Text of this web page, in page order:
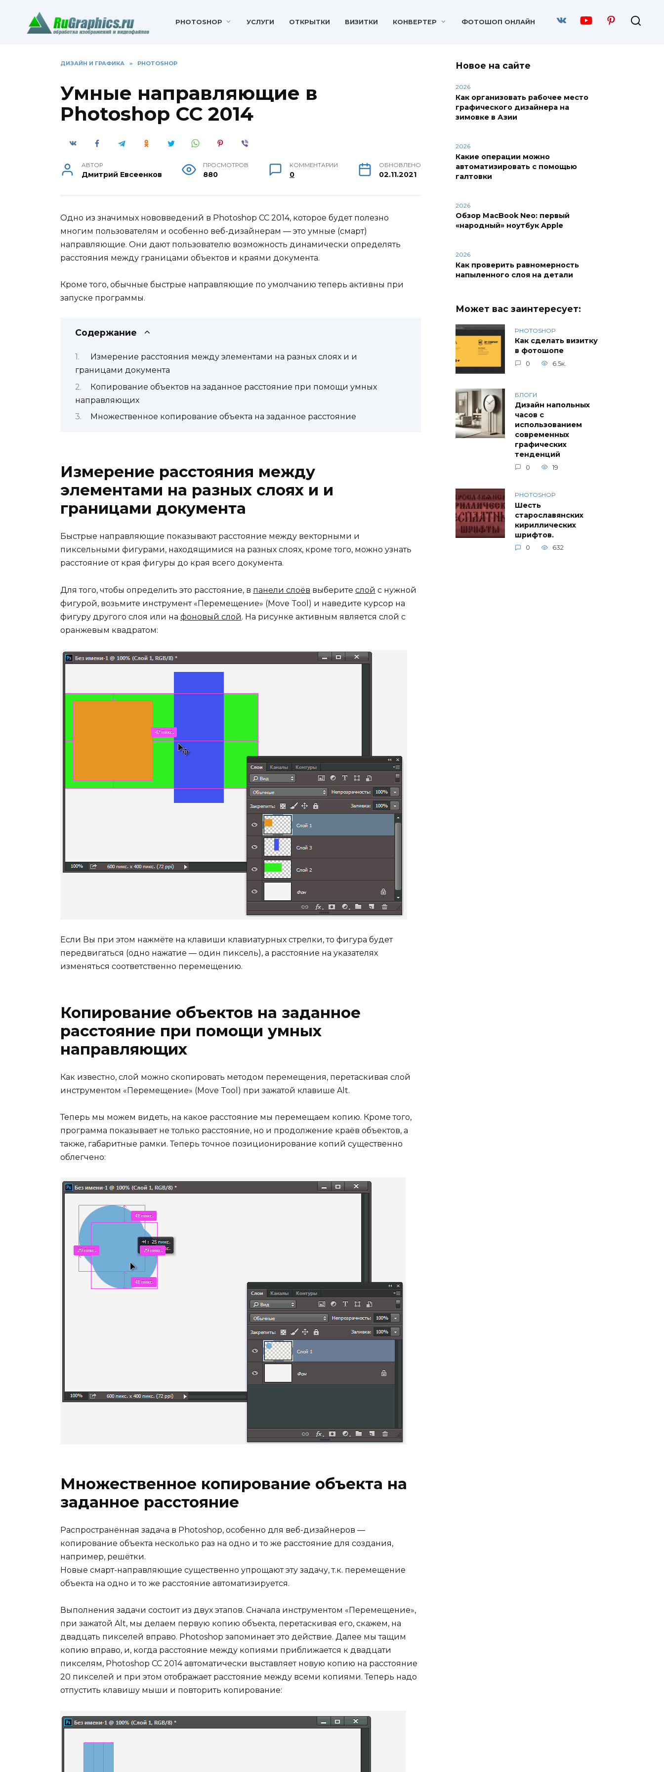
содержанию
PHOTOSHOP УСЛУГИ ОТКРЫТКИ ВИЗИТКИ КОНВЕРТЕР ФОТОШОП ОНЛАЙН
ДИЗАЙН И ГРАФИКА » PHOTOSHOP
Умные направляющие в
Photoshop CC 2014
АВТОР
Дмитрий Евсеенков
ПРОСМОТРОВ
880
КОММЕНТАРИИ
0
ОБНОВЛЕНО
02.11.2021
Одно из значимых нововведений в Photoshop CC 2014, которое будет полезно
многим пользователям и особенно веб-дизайнерам — это умные (смарт)
направляющие. Они дают пользователю возможность динамически определять
расстояния между границами объектов и краями документа.
Кроме того, обычные быстрые направляющие по умолчанию теперь активны при
запуске программы.
Содержание
Измерение расстояния между элементами на разных слоях и и
границами документа
Копирование объектов на заданное расстояние при помощи умных
направляющих
Множественное копирование объекта на заданное расстояние
Измерение расстояния между
элементами на разных слоях и и
границами документа
Быстрые направляющие показывают расстояние между векторными и
пиксельными фигурами, находящимися на разных слоях, кроме того, можно узнать
расстояние от края фигуры до края всего документа.
Для того, чтобы определить это расстояние, в панели слоёв выберите слой с нужной
фигурой, возьмите инструмент «Перемещение» (Move Tool) и наведите курсор на
фигуру другого слоя или на фоновый слой. На рисунке активным является слой с
оранжевым квадратом:
Если Вы при этом нажмёте на клавиши клавиатурных стрелки, то фигура будет
передвигаться (одно нажатие — один пиксель), а расстояние на указателях
изменяться соответственно перемещению.
Копирование объектов на заданное
расстояние при помощи умных
направляющих
Как известно, слой можно скопировать методом перемещения, перетаскивая слой
инструментом «Перемещение» (Move Tool) при зажатой клавише Alt.
Теперь мы можем видеть, на какое расстояние мы перемещаем копию. Кроме того,
программа показывает не только расстояние, но и продолжение краёв объектов, а
также, габаритные рамки. Теперь точное позиционирование копий существенно
облегчено:
Множественное копирование объекта на
заданное расстояние
Распространённая задача в Photoshop, особенно для веб-дизайнеров —
копирование объекта несколько раз на одно и то же расстояние для создания,
например, решётки.
Новые смарт-направляющие существенно упрощают эту задачу, т.к. перемещение
объекта на одно и то же расстояние автоматизируется.
Выполнения задачи состоит из двух этапов. Сначала инструментом «Перемещение»,
при зажатой Alt, мы делаем первую копию объекта, перетаскивая его, скажем, на
двадцать пикселей вправо. Photoshop запоминает это действие. Далее мы тащим
копию вправо, и, когда расстояние между копиями приближается к двадцати
пикселям, Photoshop СС 2014 автоматически выставляет новую копию на расстояние
20 пикселей и при этом отображает расстояние между всеми копиями. Теперь надо
отпустить клавишу мыши и повторить копирование:
Новое на сайте
2026
Как организовать рабочее место
графического дизайнера на
зимовке в Азии
2026
Какие операции можно
автоматизировать с помощью
галтовки
2026
Обзор MacBook Neo: первый
«народный» ноутбук Apple
2026
Как проверить равномерность
напыленного слоя на детали
Может вас заинтересует:
PHOTOSHOP
Как сделать визитку
в фотошопе
0 6.5к.
БЛОГИ
Дизайн напольных
часов с
использованием
современных
графических
тенденций
0 19
PHOTOSHOP
Шесть
старославянских
кириллических
шрифтов.
0 632